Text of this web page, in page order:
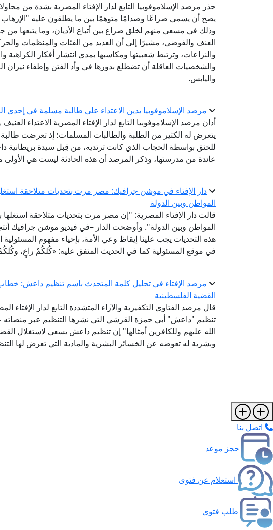
حذر مرصد الإسلاموفوبيا التابع لدار الإفتاء المصرية بشدة من
يصح أن يسمى صراعًا وصدامًا متوهمًا بين ما يطلقون عليه
وذلك في مسعى منهم لخلق صراع بين أتباع الأديان، وما يتبعها من
العنف والفوضى، مشيرًا إلى أن العديد من الفئات والمنظمات
والنزاعات، وترتبط شعبيتها ومكاسبها بمدى انتشار أفكار
والشخصيات العاقلة أن تضطلع بدورها في وأد الفتن وإطفاء نيران
واليابس.
مرصد الإسلاموفوبيا يدين الاعتداء على طالبة مسلمة في إحدى
أدان مرصد الإسلاموفوبيا التابع لدار الإفتاء المصرية الاعتداء
يتعرض له الكثير من الطلبة والطالبات المسلمات؛ إذ تعرضت
للخنق بواسطة الحجاب الذي كانت ترتديه، من قِبل سيدة بريطانية
عائدة من مدرستها، وذكر المرصد أن هذه الحادثة ليست هي الأولى
دار الإفتاء في موشن جرافيك: مصر مرت بتحديات متلاحقة
المواطن وبين الدولة
قالت دار الإفتاء المصرية: "إن مصر مرت بتحديات متلاحقة
المواطن وبين الدولة". وأوضحت الدار –في فيديو موشن جرافيك
هذه التحديات يجب علينا إيقاظ وعي الأمة، بإحياء مفهوم المسئولية
في موقع المسئولية كما في الحديث المتفق عليه: «كُلكُمْ راعٍ،
مرصد الإفتاء في تحليل كلمة المتحدث باسم تنظيم داعش:
القضية الفلسطينية
قال مرصد الفتاوى التكفيرية والآراء المتشددة التابع لدار
تنظيم "داعش" أبي حمزة القرشي التي نشرها التنظيم عبر منصاته
الله عليهم وللكافرين أمثالها" إن تنظيم داعش يسعى لاستغلال
وبشرية له تعوضه عن الخسائر البشرية والمادية التي تعرض لها
اتصل بنا
حجز موعد
استعلام عن فتوى
طلب فتوى